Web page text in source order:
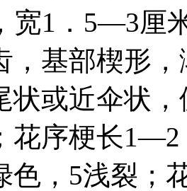
1．5—3厘
，基部楔形
状或近伞状
花序梗长1—2
色，5浅裂；